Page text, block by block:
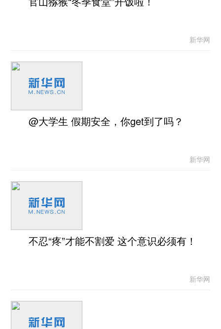
新华网
@大学生 假期安全，你get到了吗？
新华网
不忍“疼”才能不割爱 这个意识必须有！
新华网